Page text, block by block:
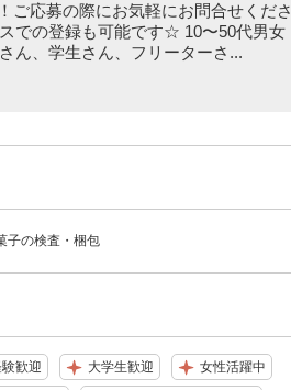
ご応募の際にお気軽にお問合せくださ
での登録も可能です☆ 10〜50代男女
ん、学生さん、フリーターさ...
子の検査・梱包
歓迎 大学生歓迎 女性活躍中